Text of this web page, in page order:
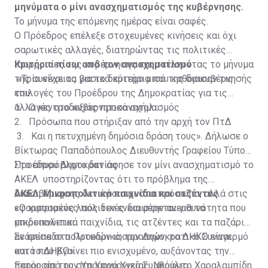
μηνύματα ο μίνι ανασχηματισμός της κυβέρνησης.
Το μήνυμα της επόμενης ημέρας είναι σαφές.
Ο Πρόεδρος επέλεξε στοχευμένες κινήσεις και όχι
σαρωτικές αλλαγές, διατηρώντας τις πολιτικές
ισορροπίες της κυβέρνησης και στέλνοντας το μήνυμα
της συνέχειας για το δεύτερο μισό της διακυβέρνησής
του.
Κριτήρια πίσω από τον ανασχηματισμό
«Τρία είναι τα βασικά κριτήρια που καθόρισαν τις
επιλογές του Προέδρου της Δημοκρατίας για τις
αλλαγές στο κυβερνητικό σχήμα:
1. Ο κεντροδεξιός προσανατολισμός
2. Πρόσωπα που στήριξαν από την αρχή τον ΠτΔ
3. Και η πετυχημένη δημόσια δράση τους». Δήλωσε ο
Βίκτωρας Παπαδόπουλος Διευθυντής Γραφείου Τύπου
Προέδρου Δημοκρατίας
Στο απυρόβλητο δεν άφησε τον μίνι ανασχηματισμό το
ΑΚΕΛ υποστηρίζοντας ότι το πρόβλημα της
διακυβέρνησης δεν έγκειται στα πρόσωπα, αλλά στις
εφαρμοσμένες πολιτικές και στην ανευθυνότητα που
επιδεικνύεται.
ΑΚΕΛ: Μικροπολιτικά παιχνίδια και ατζέντες
«Ο κυπριακός λαός δεν ενδιαφέρεται για τα
μικροπολιτικά παιχνίδια, τις ατζέντες και τα παζάρια
ανάμεσα στο Προεδρικό, τον Δημοκρατικό Συναγερμό
και το ΔΗΚΟ».
Σε επίπεδο πολιτικών ισορροπιών, το ΔΗΚΟ είναι
αυτό που βγαίνει πιο ενισχυμένο, αυξάνοντας την
παρουσία του στο Υπουργικό Συμβούλιο.
Εκτός από τον Υπουργό Υγείας, Νεόφυτο Χαραλαμπίδη